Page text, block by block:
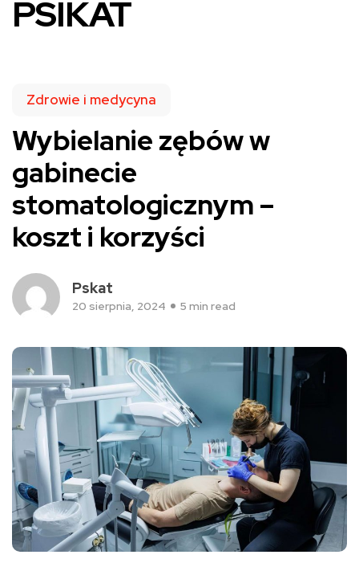
PSIKAT
Zdrowie i medycyna
Wybielanie zębów w
gabinecie
stomatologicznym –
koszt i korzyści
Pskat
20 sierpnia, 2024 5 min read